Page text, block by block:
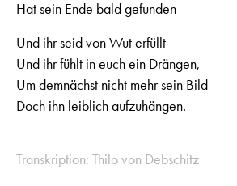
Hat sein Ende bald gefunden
Und ihr seid von Wut erfüllt
Und ihr fühlt in euch ein Drängen,
Um demnächst nicht mehr sein Bild
Doch ihn leiblich aufzuhängen.
Transkription: Thilo von Debschitz